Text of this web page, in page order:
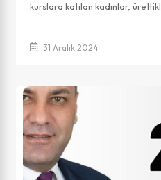
kurslara katılan kadınlar,
31 Aralık 2024